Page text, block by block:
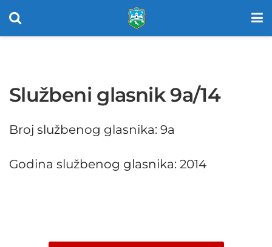
Službeni glasnik 9a/14
Broj službenog glasnika: 9a
Godina službenog glasnika: 2014